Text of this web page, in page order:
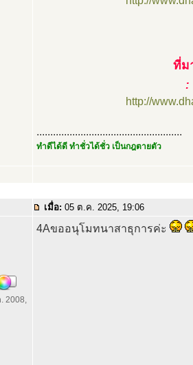
ที่ม
:
http://
.....................................................
ทำดีได้ดี ทำชั่วได้ชั่ว เป็นกฎตายตัว
เมื่อ: 05 ต.ค. 2025, 19:06
2008,
4Aขออนุโมทนาสาธุการค่ะ